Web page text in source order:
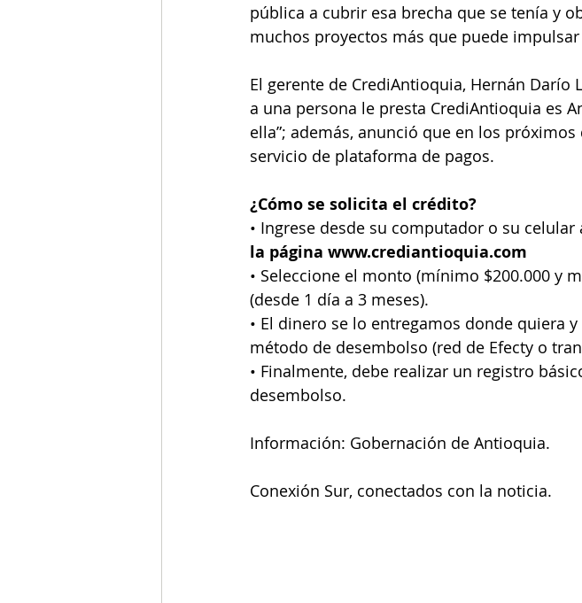
pública a cubrir esa brecha que se tenía y
muchos proyectos más que puede impulsar
El gerente de CrediAntioquia, Hernán Darío
a una persona le presta CrediAntioquia es
ella”; además, anunció que en los
servicio de plataforma de pagos.
¿Cómo se solicita el crédito?
• Ingrese desde su computador o su celular
la página www.crediantioquia.com
• Seleccione el monto (mínimo $200.000 y
(desde 1 día a 3 meses).
• El dinero se lo entregamos donde quiera
método de desembolso (red de Efecty o
• Finalmente, debe realizar un registro
desembolso.
Información: Gobernación de Antioquia.
Conexión Sur, conectados con la noticia.